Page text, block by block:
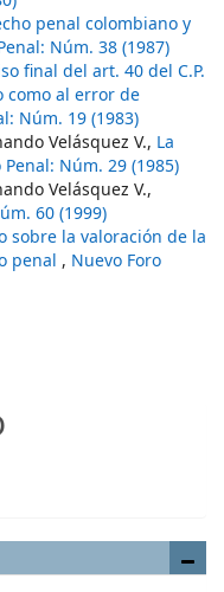
penal colombiano y
Núm. 38 (1987)
final del art. 40 del C.P.
como al error de
Núm. 19 (1983)
Velásquez V., La
Penal: Núm. 29 (1985)
Velásquez V.,
60 (1999)
sobre la valoración de la
penal , Nuevo Foro